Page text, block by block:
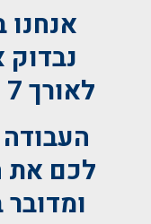
אנחנו
נבדוק
לאורך 7 השנים האחרונות!
העבודה
לכם את